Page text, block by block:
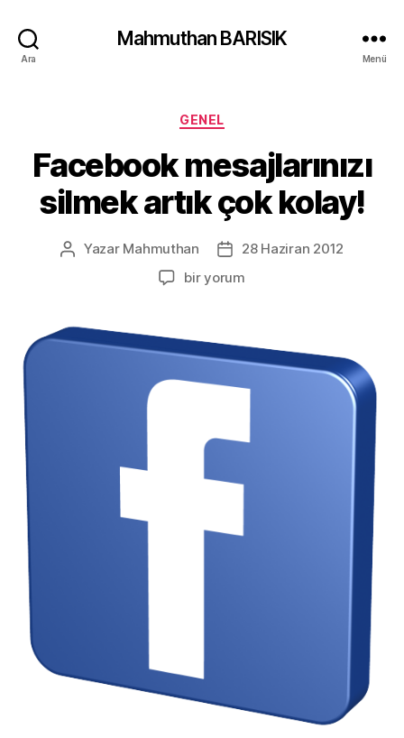
Ara
Mahmuthan BARISIK
Menü
Kategoriler
GENEL
Facebook mesajlarınızı
silmek artık çok kolay!
Yazının
Yazar Mahmuthan
Yazı28 Haziran 2012
Facebook
artık
çok
bir yorum